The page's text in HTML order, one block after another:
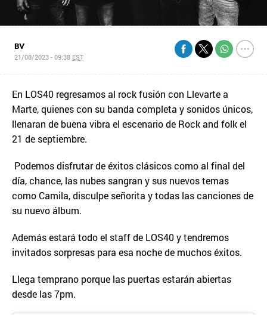
BV
21/08/2023 - 09:38 EST
En LOS40 regresamos al rock fusión con Llevarte a
Marte, quienes con su banda completa y sonidos únicos,
llenaran de buena vibra el escenario de Rock and folk el
21 de septiembre.
Podemos disfrutar de éxitos clásicos como al final del
día, chance, las nubes sangran y sus nuevos temas
como Camila, disculpe señorita y todas las canciones de
su nuevo álbum.
Además estará todo el staff de LOS40 y tendremos
invitados sorpresas para esa noche de muchos éxitos.
Llega temprano porque las puertas estarán abiertas
desde las 7pm.